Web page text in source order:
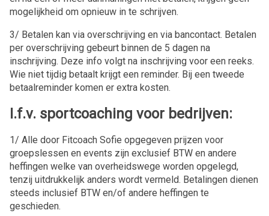
mogelijkheid om opnieuw in te schrijven.
3/ Betalen kan via overschrijving en via bancontact. Betalen
per overschrijving gebeurt binnen de 5 dagen na
inschrijving. Deze info volgt na inschrijving voor een reeks.
Wie niet tijdig betaalt krijgt een reminder. Bij een tweede
betaalreminder komen er extra kosten.
I.f.v. sportcoaching voor bedrijven:
1/ Alle door Fitcoach Sofie opgegeven prijzen voor
groepslessen en events zijn exclusief BTW en andere
heffingen welke van overheidswege worden opgelegd,
tenzij uitdrukkelijk anders wordt vermeld. Betalingen dienen
steeds inclusief BTW en/of andere heffingen te
geschieden.